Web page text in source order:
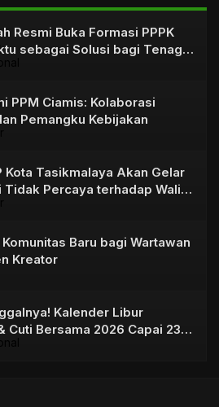
Resmi Buka Formasi PPPK
sebagai Solusi bagi Tenaga
PPM Ciamis: Kolaborasi
Pemangku Kebijakan
Kota Tasikmalaya Akan Gelar
Tidak Percaya terhadap Wali
Komunitas Baru bagi Wartawan
Kreator
Kalender Libur
Cuti Bersama 2026 Capai 23